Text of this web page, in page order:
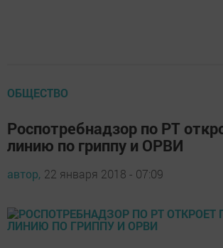
ОБЩЕСТВО
Роспотребнадзор по РТ
линию по гриппу и ОРВИ
автор, 22 января 2018 - 07:09